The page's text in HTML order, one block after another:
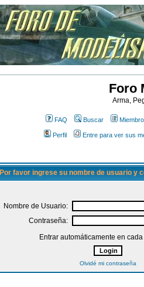
Foro
Arma,
FAQ Buscar
Perfil Entre para ver sus
Por favor ingrese su nombre de usuario y
Nombre de Usuario:
Contraseña:
Entrar automáticamente en
Olvidé mi contraseña